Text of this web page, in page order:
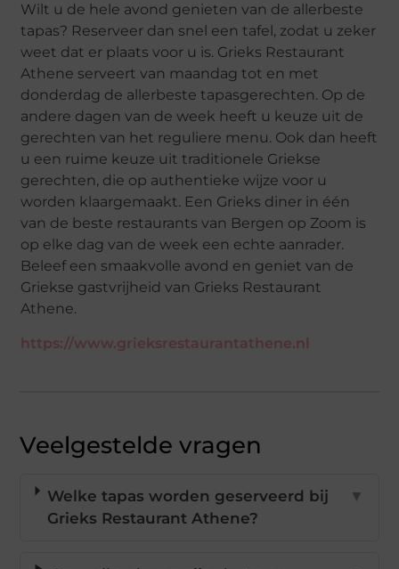
Wilt u de hele avond genieten van de allerbeste
tapas? Reserveer dan snel een tafel, zodat u zeker
weet dat er plaats voor u is. Grieks Restaurant
Athene serveert van maandag tot en met
donderdag de allerbeste tapasgerechten. Op de
andere dagen van de week heeft u keuze uit de
gerechten van het reguliere menu. Ook dan heeft
u een ruime keuze uit traditionele Griekse
gerechten, die op authentieke wijze voor u
worden klaargemaakt. Een Grieks diner in één
van de beste restaurants van Bergen op Zoom is
op elke dag van de week een echte aanrader.
Beleef een smaakvolle avond en geniet van de
Griekse gastvrijheid van Grieks Restaurant
Athene.
https://www.grieksrestaurantathene.nl
Veelgestelde vragen
Welke tapas worden geserveerd bij
Grieks Restaurant Athene?
▼